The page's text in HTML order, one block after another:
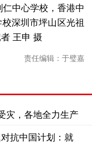
中心学校，香港中
深圳市坪山区光祖
王申 摄
责任编辑：于璧嘉
灾，各地全力生产
抗中国计划：就